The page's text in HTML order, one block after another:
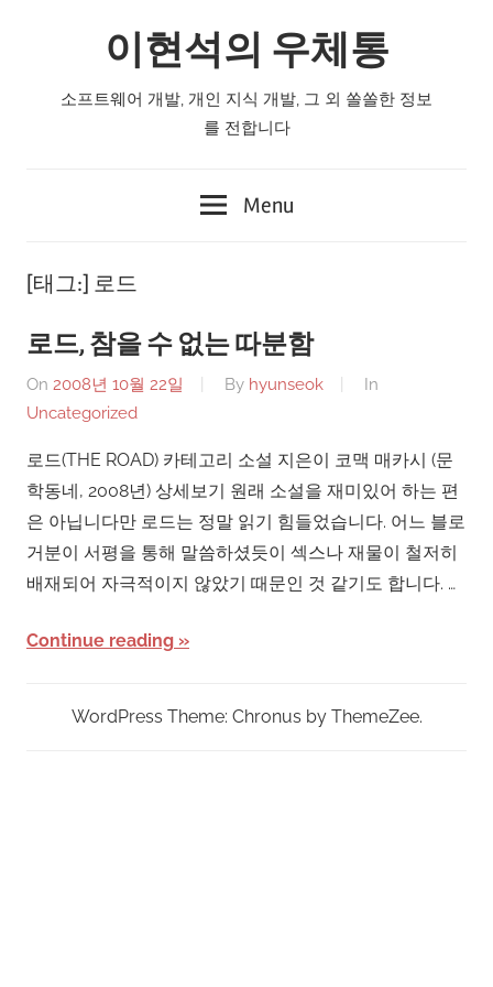
이현석의 우체통
소프트웨어 개발, 개인 지식 개발, 그 외 쏠쏠한 정보
를 전합니다
Menu
[태그:] 로드
로드, 참을 수 없는 따분함
On 2008년 10월 22일 By hyunseok
In
Uncategorized
로드(THE ROAD) 카테고리 소설 지은이 코맥 매카시 (문
학동네, 2008년) 상세보기 원래 소설을 재미있어 하는 편
은 아닙니다만 로드는 정말 읽기 힘들었습니다. 어느 블로
거분이 서평을 통해 말씀하셨듯이 섹스나 재물이 철저히
배재되어 자극적이지 않았기 때문인 것 같기도 합니다. …
Continue reading
WordPress Theme: Chronus by ThemeZee.